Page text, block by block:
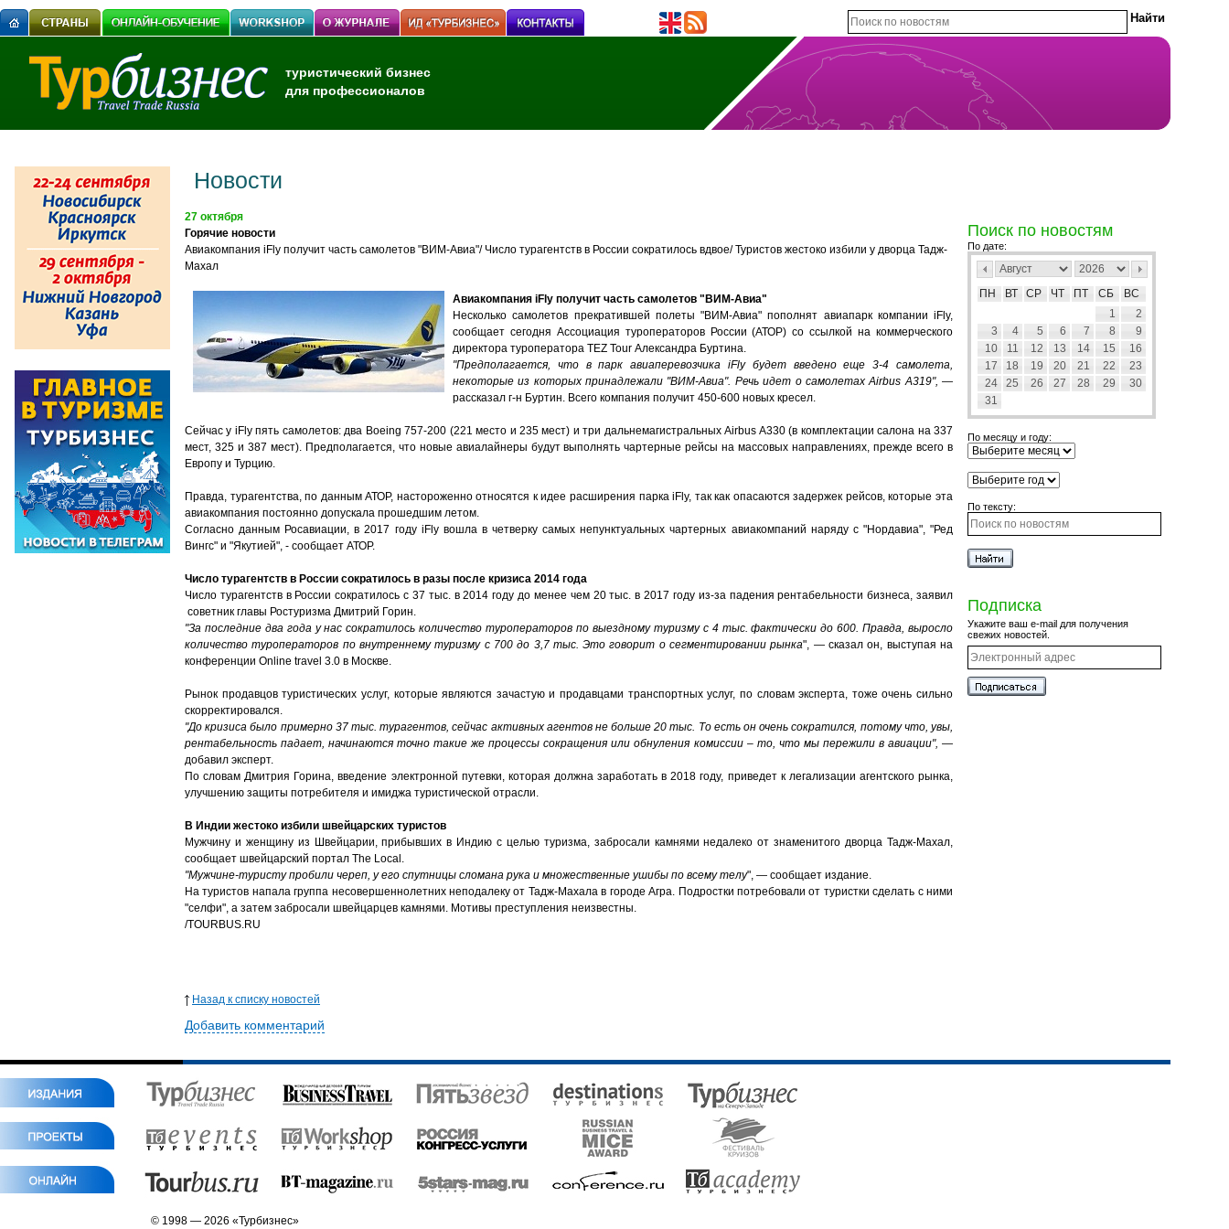
туристический бизнес
для профессионалов
Новости
27 октября
Горячие новости
Авиакомпания iFly получит часть самолетов "ВИМ-Авиа"/ Число турагентств в России сократилось вдвое/ Туристов жестоко избили у дворца Тадж-
Махал
Авиакомпания iFly получит часть самолетов "ВИМ-Авиа"
Несколько самолетов прекратившей полеты "ВИМ-Авиа" пополнят авиапарк компании iFly,
сообщает сегодня Ассоциация туроператоров России (АТОР) со ссылкой на коммерческого
директора туроператора TEZ Tour Александра Буртина.
"Предполагается, что в парк авиаперевозчика iFly будет введено еще 3-4 самолета,
некоторые из которых принадлежали "ВИМ-Авиа". Речь идет о самолетах Airbus А319", —
рассказал г-н Буртин. Всего компания получит 450-600 новых кресел.
Сейчас у iFly пять самолетов: два Boeing 757-200 (221 место и 235 мест) и три дальнемагистральных Airbus A330 (в комплектации салона на 337
мест, 325 и 387 мест). Предполагается, что новые авиалайнеры будут выполнять чартерные рейсы на массовых направлениях, прежде всего в
Европу и Турцию.
Правда, турагентства, по данным АТОР, настороженно относятся к идее расширения парка iFly, так как опасаются задержек рейсов, которые эта
авиакомпания постоянно допускала прошедшим летом.
Согласно данным Росавиации, в 2017 году iFly вошла в четверку самых непунктуальных чартерных авиакомпаний наряду с "Нордавиа", "Ред
Вингс" и "Якутией", - сообщает АТОР.
Число турагентств в России сократилось в разы после кризиса 2014 года
Число турагентств в России сократилось с 37 тыс. в 2014 году до менее чем 20 тыс. в 2017 году из-за падения рентабельности бизнеса, заявил
советник главы Ростуризма Дмитрий Горин.
"За последние два года у нас сократилось количество туроператоров по выездному туризму с 4 тыс. фактически до 600. Правда, выросло
количество туроператоров по внутреннему туризму с 700 до 3,7 тыс. Это говорит о сегментировании рынка", — сказал он, выступая на
конференции Online travel 3.0 в Москве.
Рынок продавцов туристических услуг, которые являются зачастую и продавцами транспортных услуг, по словам эксперта, тоже очень сильно
скорректировался.
"До кризиса было примерно 37 тыс. турагентов, сейчас активных агентов не больше 20 тыс. То есть он очень сократился, потому что, увы,
рентабельность падает, начинаются точно такие же процессы сокращения или обнуления комиссии – то, что мы пережили в авиации", —
добавил эксперт.
По словам Дмитрия Горина, введение электронной путевки, которая должна заработать в 2018 году, приведет к легализации агентского рынка,
улучшению защиты потребителя и имиджа туристической отрасли.
В Индии жестоко избили швейцарских туристов
Мужчину и женщину из Швейцарии, прибывших в Индию с целью туризма, забросали камнями недалеко от знаменитого дворца Тадж-Махал,
сообщает швейцарский портал The Local.
"Мужчине-туристу пробили череп, у его спутницы сломана рука и множественные ушибы по всему телу", — сообщает издание.
На туристов напала группа несовершеннолетних неподалеку от Тадж-Махала в городе Агра. Подростки потребовали от туристки сделать с ними
"селфи", а затем забросали швейцарцев камнями. Мотивы преступления неизвестны.
/TOURBUS.RU
Назад к списку новостей
Добавить комментарий
Поиск по новостям
По дате:
ПН ВТ СР ЧТ ПТ СБ
ВС
1
2
3
4 5 6 7 8
9
10
11 12 13 14 15
16
17
18 19 20 21 22
23
24
25 26 27 28 29
30
31
По месяцу и году:
По тексту:
Подписка
Укажите ваш e-mail для получения
свежих новостей.
© 1998 — 2026 «Турбизнес»